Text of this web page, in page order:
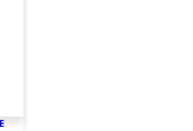
Antoine - Safran